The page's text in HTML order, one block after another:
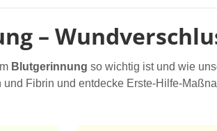
–
Blutgerinnung so wichtig ist und wie
und Fibrin und entdecke Erste-Hilfe-